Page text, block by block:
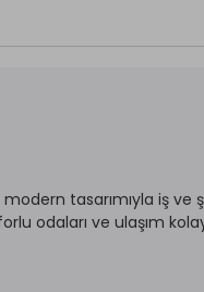
tasarımıyla iş ve
odaları ve ulaşım